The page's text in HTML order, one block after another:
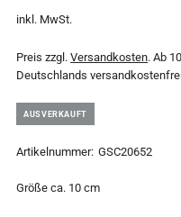
inkl. MwSt.
Preis zzgl.Versandkosten. Ab
Deutschlands
AUSVERKAUFT
Artikelnummer: GSC20652
Größe ca. 10 cm